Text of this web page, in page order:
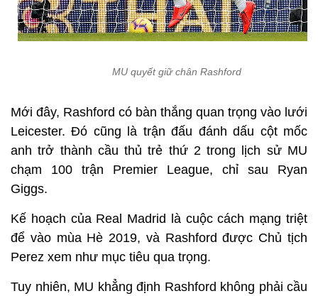
MU quyết giữ chân Rashford
Mới đây, Rashford có bàn thắng quan trọng vào lưới
Leicester. Đó cũng là trận đấu đánh dấu cột mốc
anh trở thành cầu thủ trẻ thứ 2 trong lịch sử MU
chạm 100 trận Premier League, chỉ sau Ryan
Giggs.
Kế hoạch của Real Madrid là cuộc cách mạng triệt
để vào mùa Hè 2019, và Rashford được Chủ tịch
Perez xem như mục tiêu qua trọng.
Tuy nhiên, MU khẳng định Rashford không phải cầu